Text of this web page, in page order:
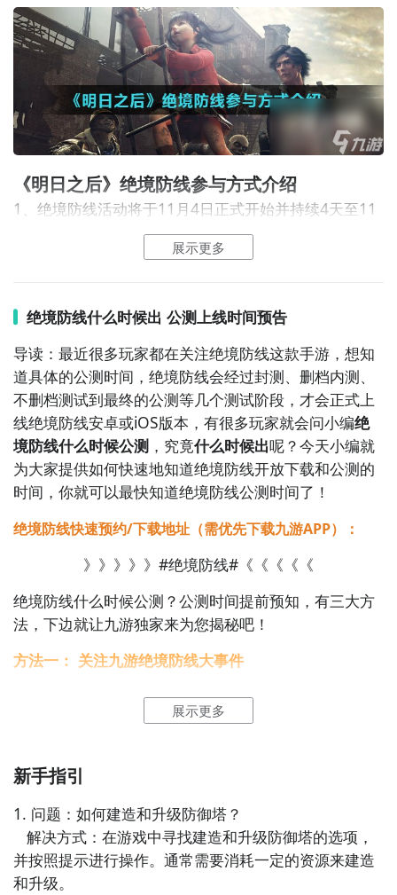
的收获。云存档同步，随时随地继续你的防线之战！
2、异变围城：绝境防线图片欣赏：
《明日之后》绝境防线参与方式介绍
1、绝境防线活动将于11月4日正式开始并持续4天至11
月7日，三围等级达到1 5级的幸存者均可加入战役。
3、绝境防线活动中耐久消耗、弹药消耗、
耗降低90%，同时战斗熟练度获取降低90%。
4、11月6日、11月7日中部分事件将会进行全服务器排
名，各位幸存者们请为了荣誉而战吧!
以上就是小编整理的关于《明日之后》绝境防线参与方
式介绍的全部内容，更多游戏攻略请持续关注
展示更多
绝境防线什么时候出 公测上线时间预告
导读：最近很多玩家都在关注绝境防线这款手游，想知
道具体的公测时间，绝境防线会经过封测、删档内测、
不删档测试到最终的公测等几个测试阶段，才会正式上
线绝境防线安卓或iOS版本，有很多玩家就会问小编绝
境防线什么时候公测，究竟什么时候出呢？今天小编就
为大家提供如何快速地知道绝境防线开放下载和公测的
时间，你就可以最快知道绝境防线公测时间了！
绝境防线快速预约/下载地址（需优先下载九游APP）：
》》》》》#绝境防线#《《《《《
绝境防线什么时候公测？公测时间提前预知，有三大方
法，下边就让九游独家来为您揭秘吧！
方法一： 关注九游绝境防线大事件
九游绝境防线”专区
展示更多
新手指引
1. 问题：如何建造和升级防御塔？
并按照提示进行操作。通常需要消耗一定的资源来建造
和升级。